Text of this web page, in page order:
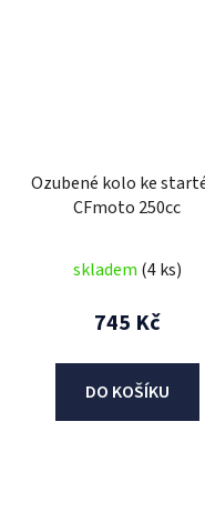
Ozubené kolo ke
CFmoto 250cc
skladem (4 ks)
745 Kč
DO KOŠÍKU